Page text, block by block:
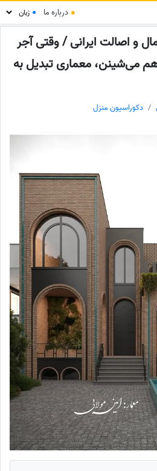
● درباره ما ●
و اصالت ایرانی / وقتی آجر
می‌شینن، معماری تبدیل به
دکوراسیون منزل